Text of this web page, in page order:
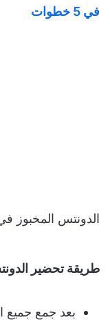
في 5 خطوات
الدونتس المخبوز
طريقةتحضير
بعد جمع جميع